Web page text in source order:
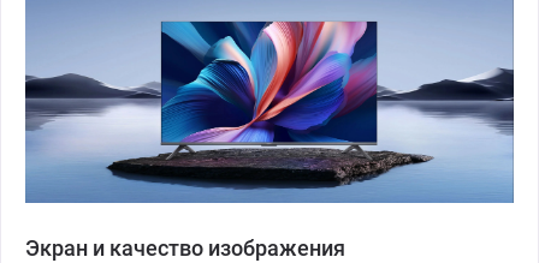
Экран и качество изображения